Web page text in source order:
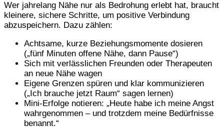
Wer jahrelang Nähe nur als Bedrohung erlebt hat, braucht
kleinere, sichere Schritte, um positive Verbindung
abzuspeichern. Dazu zählen:
Achtsame, kurze Beziehungsmomente dosieren
(„fünf Minuten offene Nähe, dann Pause“)
Sich mit verlässlichen Freunden oder Therapeuten
an neue Nähe wagen
Eigene Grenzen spüren und klar kommunizieren
(„Ich brauche jetzt Raum“ sagen lernen)
Mini-Erfolge notieren: „Heute habe ich meine Angst
wahrgenommen – und trotzdem meine Bedürfnisse
benannt.“